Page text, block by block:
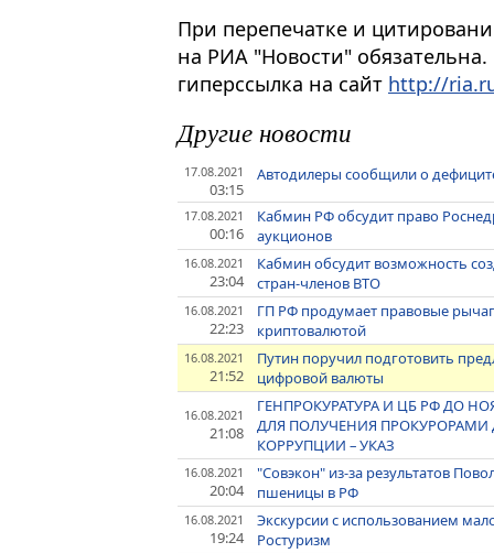
При перепечатке и
на РИА "Новости"
гиперссылка на сайт http://
Другие новости
17.08.2021
03:15
Автодилеры сообщили о
17.08.2021
00:16
Кабмин РФ обсудит право
аукционов
16.08.2021
23:04
Кабмин обсудит возможность
стран-членов ВТО
16.08.2021
22:23
ГП РФ продумает правовые
криптовалютой
16.08.2021
21:52
Путин поручил подготовить
цифровой валюты
16.08.2021
21:08
ГЕНПРОКУРАТУРА И ЦБ РФ ДО
ДЛЯ ПОЛУЧЕНИЯ ПРОКУРОРАМИ
КОРРУПЦИИ – УКАЗ
16.08.2021
20:04
"Совэкон" из-за результатов
пшеницы в РФ
16.08.2021
19:24
Экскурсии с использованием
Ростуризм